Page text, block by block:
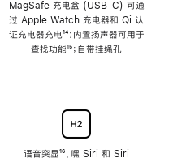
MagSafe 充电盒 (USB-C) 可通
过 Apple Watch 充电器和 Qi 认
证充电器充电脚
注
¹⁴；内置扬声器可用于
查找功能脚
¹⁵；自带挂绳孔
语音突显脚
¹⁶、嘿 Siri 和 Siri